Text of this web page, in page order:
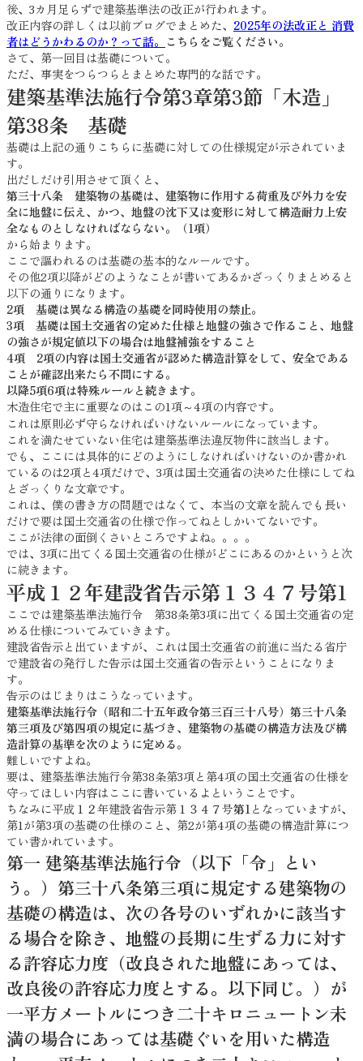
後、3カ月足らずで建築基準法の改正が行われます。
改正内容の詳しくは以前ブログでまとめた、 2025年の法改正と 消費
者はどうかわるのか？って話。 こちらをご覧ください。
さて、第一回目は基礎について。
ただ、事実をつらつらとまとめた専門的な話です。
建築基準法施行令第3章第3節「木造」
第38条 基礎
基礎は上記の通りこちらに基礎に対しての仕様規定が示されていま
す。
出だしだけ引用させて頂くと、
第三十八条 建築物の基礎は、建築物に作用する荷重及び外力を安
全に地盤に伝え、かつ、地盤の沈下又は変形に対して構造耐力上安
全なものとしなければならない。（1項）
から始まります。
ここで謳われるのは基礎の基本的なルールです。
その他2項以降がどのようなことが書いてあるかざっくりまとめると
以下の通りになります。
2項 基礎は異なる構造の基礎を同時使用の禁止。
3項 基礎は国土交通省の定めた仕様と地盤の強さで作ること、地盤
の強さが規定値以下の場合は地盤補強をすること
4項 2項の内容は国土交通省が認めた構造計算をして、安全である
ことが確認出来たら不問にする。
以降5項6項は特殊ルールと続きます。
木造住宅で主に重要なのはこの1項～4項の内容です。
これは原則必ず守らなければいけないルールになっています。
これを満たせていない住宅は建築基準法違反物件に該当します。
でも、ここには具体的にどのようにしなければいけないのか書かれ
ているのは2項と4項だけで、3項は国土交通省の決めた仕様にしてね
とざっくりな文章です。
これは、僕の書き方の問題ではなくて、本当の文章を読んでも長い
だけで要は国土交通省の仕様で作ってねとしかいてないです。
ここが法律の面倒くさいところですよね。。。。
では、3項に出てくる国土交通省の仕様がどこにあるのかというと次
に続きます。
平成１２年建設省告示第１３４７号第1
ここでは建築基準法施行令 第38条第3項に出てくる国土交通省の定
める仕様についてみていきます。
建設省告示と出ていますが、これは国土交通省の前進に当たる省庁
で建設省の発行した告示は国土交通省の告示ということになりま
す。
告示のはじまりはこうなっています。
建築基準法施行令（昭和二十五年政令第三百三十八号）第三十八条
第三項及び第四項の規定に基づき、建築物の基礎の構造方法及び構
造計算の基準を次のように定める。
難しいですよね。
要は、建築基準法施行令第38条第3項と第4項の国土交通省の仕様を
守ってほしい内容はここに書いているよということです。
ちなみに平成１２年建設省告示第１３４７号第1となっていますが、
第1が第3項の基礎の仕様のこと、第2が第4項の基礎の構造計算につ
てい書かれています。
第一 建築基準法施行令（以下「令」とい
う。）第三十八条第三項に規定する建築物の
基礎の構造は、次の各号のいずれかに該当す
る場合を除き、地盤の長期に生ずる力に対す
る許容応力度（改良された地盤にあっては、
改良後の許容応力度とする。以下同じ。）が
一平方メートルにつき二十キロニュートン未
満の場合にあっては基礎ぐいを用いた構造